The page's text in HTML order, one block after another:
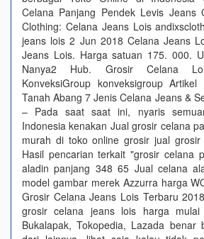
Celana Panjang Pendek Levis Jeans
Clothing: Celana Jeans Lois
jeans lois 2 Jun 2018 Celana Jeans
Jeans Lois. Harga satuan 175. 000.
Nanya2 Hub. Grosir Celana
KonveksiGroup konveksigroup
Tanah Abang 7 Jenis Celana Jeans &
– Pada saat saat ini, nyaris
Indonesia kenakan Jual grosir celana
murah di toko online grosir jual
Hasil pencarian terkait "grosir celana
aladin panjang 348 65 Jual celana
model gambar merek Azzurra harga
Grosir Celana Jeans Lois Terbaru
grosir celana jeans lois harga
Bukalapak, Tokopedia, Lazada benar